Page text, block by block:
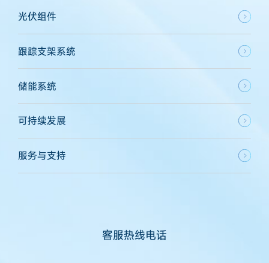
光伏组件
跟踪支架系统
储能系统
可持续发展
服务与支持
客服热线电话